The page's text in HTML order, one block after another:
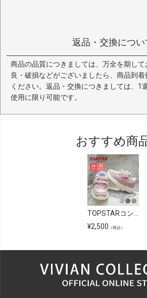
返品・交換につい
商品の品質につきましては、万全を期し
良・破損などがございましたら、商品到
ください。返品・交換につきましては、1
使用に限り可能です。
おすすめ商
¥2,500 （税込）